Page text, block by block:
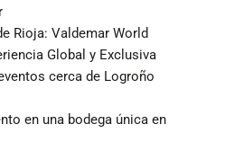
Rioja: Valdemar World
Global y Exclusiva
cerca de Logroño
en una bodega única en